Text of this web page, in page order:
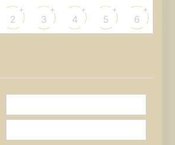
2
+
3
+
4
+
5
+
6
+